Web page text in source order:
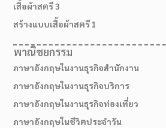
สมัครเรียน
เสื้อผ้าสตรี 3
สร้างแบบเสื้อผ้าสตรี 1
พาณิชยกรรม
ภาษาอังกฤษในงานธุรกิจสำนักงาน
ภาษาอังกฤษในงานธุรกิจบริการ
ภาษาอังกฤษในงานธุรกิจท่องเที่ยว
ภาษาอังกฤษในชีวิตประจำวัน